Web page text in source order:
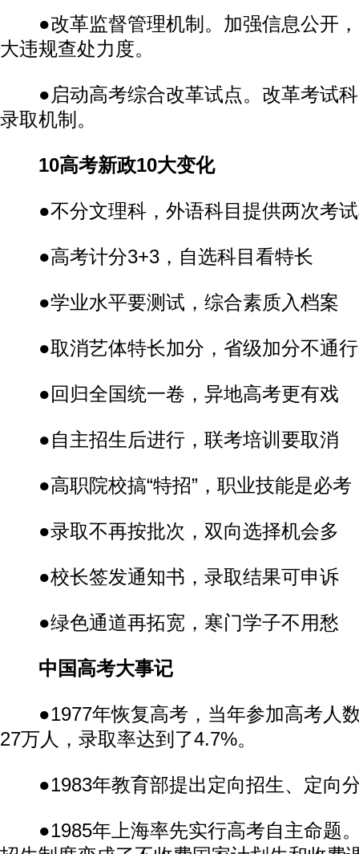
●改革监督管理机制。加强信息公开，
大违规查处力度。
●启动高考综合改革试点。改革考试科
录取机制。
10高考新政10大变化
●不分文理科，外语科目提供两次考
●高考计分3+3，自选科目看特长
●学业水平要测试，综合素质入档案
●取消艺体特长加分，省级加分不通行
●回归全国统一卷，异地高考更有戏
●自主招生后进行，联考培训要取消
●高职院校搞“特招”，职业技能是必考
●录取不再按批次，双向选择机会多
●校长签发通知书，录取结果可申诉
●绿色通道再拓宽，寒门学子不用愁
中国高考大事记
●1977年恢复高考，当年参加高考人
27万人，录取率达到了4.7%。
●1983年教育部提出定向招生、定向
●1985年上海率先实行高考自主命题